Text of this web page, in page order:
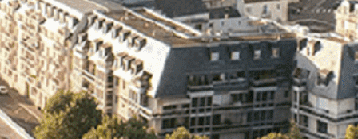
Exporter les lignes sélectionnées
Exporter toutes les colonnes
Exporter uniquement les colonnes affichées
Menu
<
>